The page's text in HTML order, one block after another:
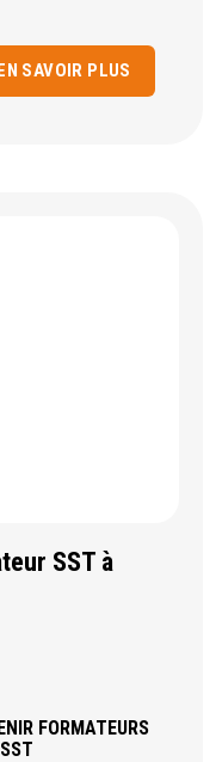
SAVOIR PLUS
SST à
FORMATEURS